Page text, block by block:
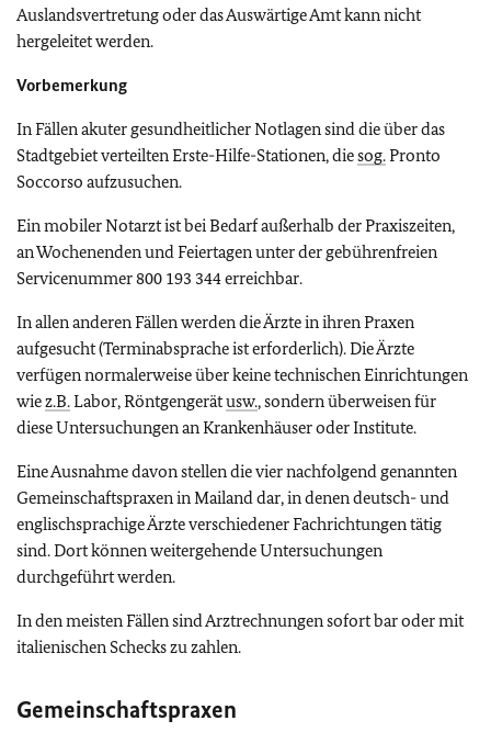
Auslandsvertretung oder das Auswärtige Amt kann nicht
hergeleitet werden.
Vorbemerkung
In Fällen akuter gesundheitlicher Notlagen sind die über das
Stadtgebiet verteilten Erste-Hilfe-Stationen, diesog.Pronto
Soccorso aufzusuchen.
Ein mobiler Notarzt ist bei Bedarf außerhalb der Praxiszeiten,
an Wochenenden und Feiertagen unter der gebührenfreien
Servicenummer 800 193 344 erreichbar.
In allen anderen Fällen werden die Ärzte in ihren Praxen
aufgesucht (Terminabsprache ist erforderlich). Die Ärzte
verfügen normalerweise über keine technischen Einrichtungen
wiez.B.Labor, Röntgengerätusw., sondern überweisen für
diese Untersuchungen an Krankenhäuser oder Institute.
Eine Ausnahme davon stellen die vier nachfolgend genannten
Gemeinschaftspraxen in Mailand dar, in denen deutsch- und
englischsprachige Ärzte verschiedener Fachrichtungen tätig
sind. Dort können weitergehende Untersuchungen
durchgeführt werden.
In den meisten Fällen sind Arztrechnungen sofort bar oder mit
italienischen Schecks zu zahlen.
Gemeinschaftspraxen